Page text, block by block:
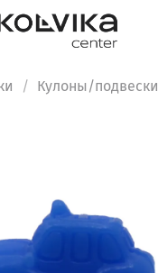
Кулоны/подвески